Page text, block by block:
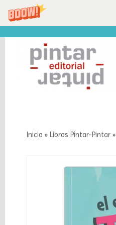
Inicio » Libros Pintar-Pintar»